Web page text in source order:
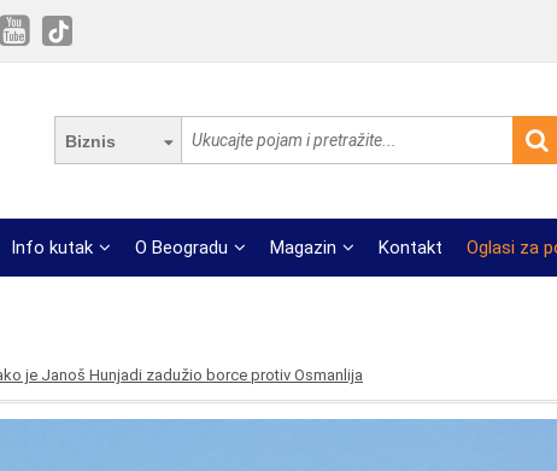
Biznis
Info kutak O Beogradu Magazin Kontakt Oglasi za
je Janoš Hunjadi zadužio borce protiv Osmanlija